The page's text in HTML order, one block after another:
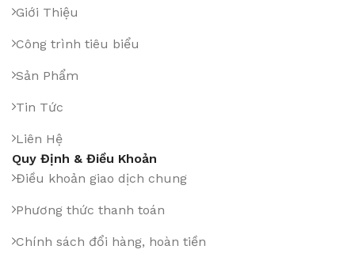
Giới Thiệu
Công trình tiêu biểu
Sản Phẩm
Tin Tức
Liên Hệ
Quy Định & Điều Khoản
Điều khoản giao dịch chung
Phương thức thanh toán
Chính sách đổi hàng, hoàn tiền